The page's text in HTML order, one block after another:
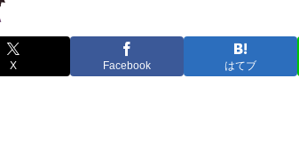
X Facebook はてブ